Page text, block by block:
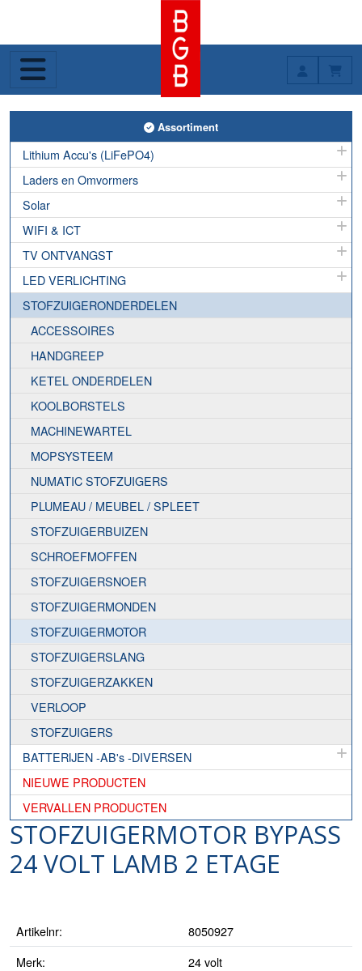
Toggle Assortiment
Assortiment
Lithium Accu's (LiFePO4)
Laders en Omvormers
Solar
WIFI & ICT
TV ONTVANGST
LED VERLICHTING
STOFZUIGERONDERDELEN
ACCESSOIRES
HANDGREEP
KETEL ONDERDELEN
KOOLBORSTELS
MACHINEWARTEL
MOPSYSTEEM
NUMATIC STOFZUIGERS
PLUMEAU / MEUBEL / SPLEET
STOFZUIGERBUIZEN
SCHROEFMOFFEN
STOFZUIGERSNOER
STOFZUIGERMONDEN
STOFZUIGERMOTOR
STOFZUIGERSLANG
STOFZUIGERZAKKEN
VERLOOP
STOFZUIGERS
BATTERIJEN -AB's -DIVERSEN
NIEUWE PRODUCTEN
VERVALLEN PRODUCTEN
STOFZUIGERMOTOR BYPASS
24 VOLT LAMB 2 ETAGE
Artikelnr:
8050927
Merk:
24 volt